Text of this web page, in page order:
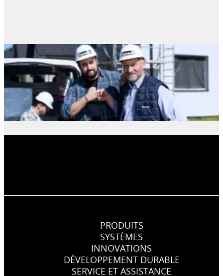
PRODUITS
SYSTÈMES
INNOVATIONS
DÉVELOPPEMENT DURABLE
SERVICE ET ASSISTANCE